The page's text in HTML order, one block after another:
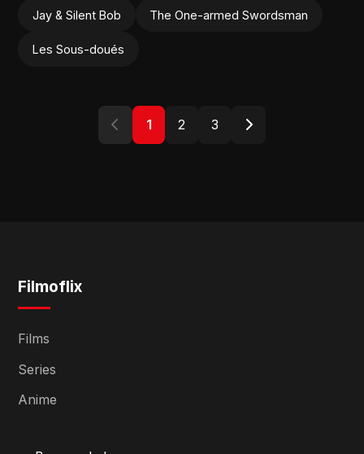
Jay & Silent Bob The One-armed Swordsman
Les Sous-doués
1 2 3
Filmoflix
Films
Series
Anime